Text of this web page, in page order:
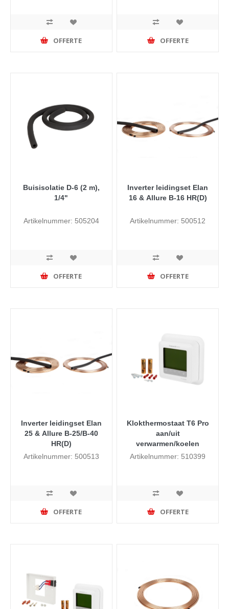
OFFERTE OFFERTE
Buisisolatie D-6 (2 m),
1/4"
Artikelnummer: 505204
OFFERTE
Inverter leidingset Elan
16 & Allure B-16 HR(D)
Artikelnummer: 500512
OFFERTE
Inverter leidingset Elan
25 & Allure B-25/B-40
HR(D)
Artikelnummer: 500513
OFFERTE
Klokthermostaat T6 Pro
aan/uit
verwarmen/koelen
Artikelnummer: 510399
OFFERTE